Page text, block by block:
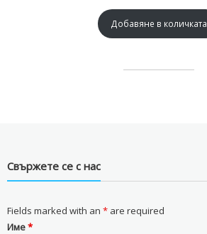
Добавяне в количката
Свържете се с нас
Fields marked with an *are required
Име*